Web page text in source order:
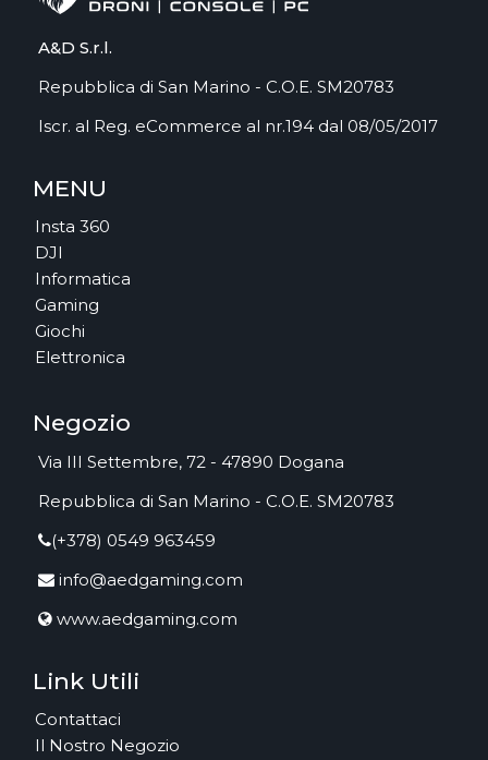
A&D S.r.l.
Repubblica di San Marino - C.O.E. SM20783
Iscr. al Reg. eCommerce al nr.194 dal 08/05/2017
MENU
Insta 360
DJI
Informatica
Gaming
Giochi
Elettronica
Negozio
Via III Settembre, 72 - 47890 Dogana
Repubblica di San Marino - C.O.E. SM20783
(+378) 0549 963459
info@aedgaming.com
www.aedgaming.com
Link Utili
Contattaci
Il Nostro Negozio